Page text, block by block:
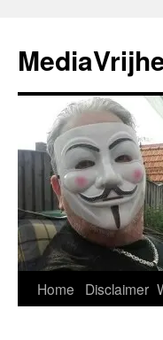
de
inhoud
Home Disclaimer